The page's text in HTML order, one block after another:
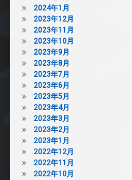
2024年1月
2023年12月
2023年11月
2023年10月
2023年9月
2023年8月
2023年7月
2023年6月
2023年5月
2023年4月
2023年3月
2023年2月
2023年1月
2022年12月
2022年11月
2022年10月